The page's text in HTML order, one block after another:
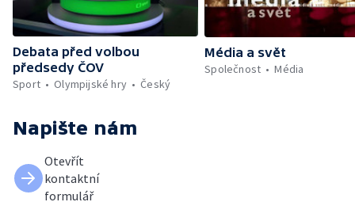
Debata před volbou
předsedy ČOV
Sport
Olympijské hry Český
Média a svět
Společnost
Média
Napište nám
Otevřít
kontaktní
formulář